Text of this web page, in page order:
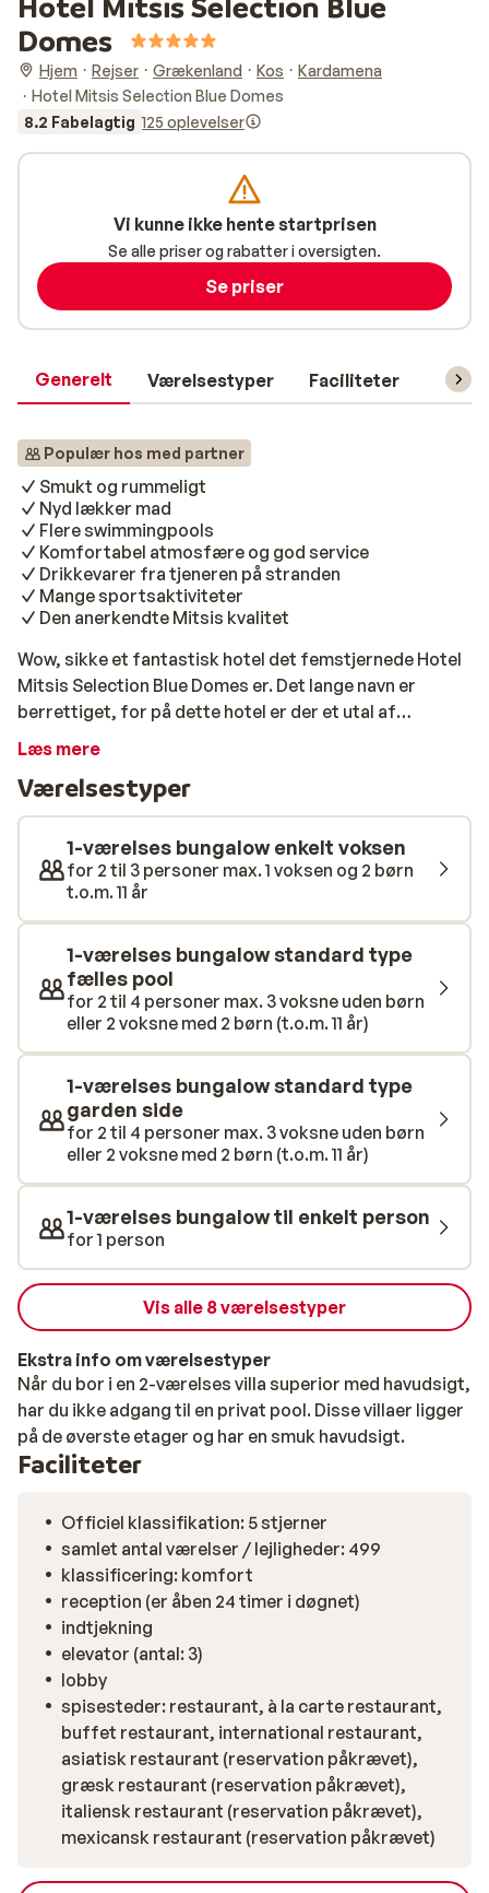
Domes
Hjem Rejser Grækenland Kos
Kardamena
Hotel Mitsis Selection Blue Domes
8.2 Fabelagtig 125 oplevelser
Generelt Værelsestyper Faciliteter
Populær hos med partner
Smukt og rummeligt
Nyd lækker mad
Flere swimmingpools
Komfortabel atmosfære og god service
Drikkevarer fra tjeneren på stranden
Mange sportsaktiviteter
Den anerkendte Mitsis kvalitet
Wow, sikke et fantastisk hotel det femstjernede Hotel
Mitsis Selection Blue Domes er. Det lange navn er
berrettiget, for på dette hotel er der et utal af
muligheder for enhver smag. Den eneste ting, du ikke
swimmingpools i form af en flod vil selv de største
vandhunde blive tilfredsstillet. Er du mere til en dukkert
i havet, skal du bare krydse hotellets pools via de
mange broer for at nå til den smukke strand. Hotellet
tilbyder et udvalg af forskellige værelsestyper.
Værelserne har det til fælles, at de er komfortable og
rummelige med masser af lys. Der er 1-værelses
bungalows med egen (fælles) pool foran døren, og hvis
hele familien skal med på ferie og bo sammen, er der
familieværelser og bungalows til rådighed. Hotellet har
alle former for luksusfaciliteter og er en del af den
anerkendte Mitsis-kæden. F.eks. kan du i Sapphire Spa
nyde de nyeste skønheds- og sundhedsbehandlinger i
fortryllende omgivelser. Der er også masser at kaste
sig over på det kulinariske område på feriestedet.
Næsten alle verdenskøkkener er inden for rækkevidde:
panasiatisk, græsk, tex mexicansk eller italiensk, men
du kan selvfølgelig også bare bestille en lækker
burger...
Læs mere
Værelsestyper
1-værelses bungalow enkelt voksen
for 2 til 3 personer max. 1 voksen og 2 børn
t.o.m. 11 år
1-værelses bungalow standard type
fælles pool
for 2 til 4 personer max. 3 voksne uden børn
eller 2 voksne med 2 børn (t.o.m. 11 år)
1-værelses bungalow standard type
garden side
for 2 til 4 personer max. 3 voksne uden børn
eller 2 voksne med 2 børn (t.o.m. 11 år)
1-værelses bungalow til enkelt person
for 1 person
Vis alle 8 værelsestyper
Ekstra info om værelsestyper
Når du bor i en 2-værelses villa superior med havudsigt,
har du ikke adgang til en privat pool. Disse villaer ligger
på de øverste etager og har en smuk havudsigt.
Faciliteter
Officiel klassifikation: 5 stjerner
samlet antal værelser / lejligheder: 499
klassificering: komfort
reception (er åben 24 timer i døgnet)
indtjekning
elevator (antal: 3)
lobby
spisesteder: restaurant, à la carte restaurant,
buffet restaurant, international restaurant,
asiatisk restaurant (reservation påkrævet),
græsk restaurant (reservation påkrævet),
italiensk restaurant (reservation påkrævet),
mexicansk restaurant (reservation påkrævet)
Vi kunne ikke hente startprisen
Se alle priser og rabatter i oversigten.
Se priser